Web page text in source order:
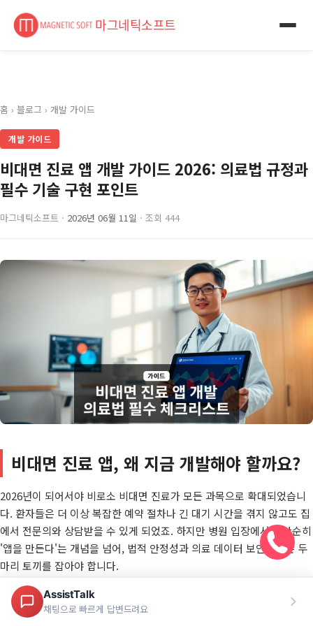
마그네틱소프트
홈 › 블로그 › 개발 가이드
개발 가이드
비대면 진료 앱 개발 가이드 2026: 의료법 규정과
필수 기술 구현 포인트
마그네틱소프트 · 2026년 06월 11일 · 조회 444
비대면 진료 앱, 왜 지금 개발해야 할까요?
2026년이 되어서야 비로소 비대면 진료가 모든 과목으로 확대되었습니
다. 환자들은 더 이상 복잡한 예약 절차나 긴 대기 시간을 겪지 않고도 집
에서 전문의와 상담받을 수 있게 되었죠. 하지만 병원 입장에서는 단순히
'앱을 만든다'는 개념을 넘어, 법적 안정성과 의료 데이터 보안 이라는 두
마리 토끼를 잡아야 합니다.
많은 의료기관 대표님들이 "홈페이지나 쇼핑몰 앱과는 다를 것 같다"고
걱정하십니다. 정답입니다. 일반 앱 개발과는 다른, 매우 특수한 요구사